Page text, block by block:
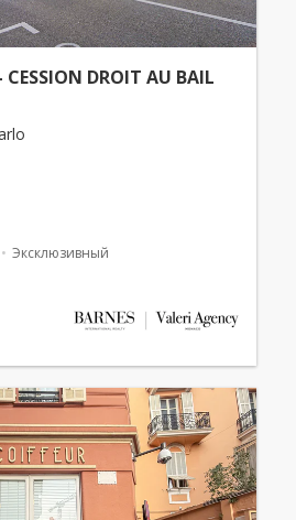
CESSION DROIT AU BAIL
Эксклюзивный